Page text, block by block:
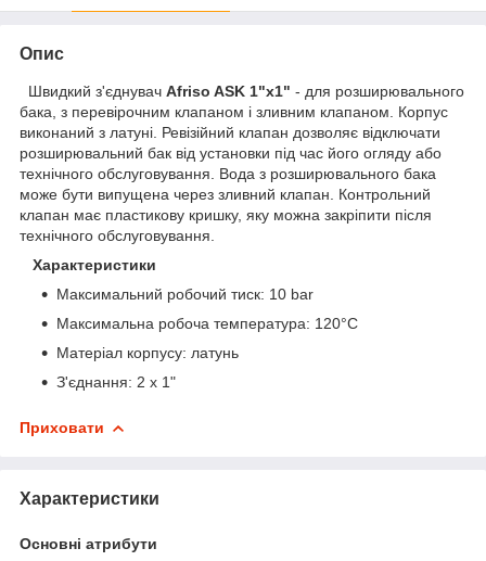
Опис
Швидкий з'єднувач Afriso ASK 1"x1" - для розширювального
бака, з перевірочним клапаном і зливним клапаном. Корпус
виконаний з латуні. Ревізійний клапан дозволяє відключати
розширювальний бак від установки під час його огляду або
технічного обслуговування. Вода з розширювального бака
може бути випущена через зливний клапан. Контрольний
клапан має пластикову кришку, яку можна закріпити після
технічного обслуговування.
Характеристики
Максимальний робочий тиск: 10 bar
Максимальна робоча температура: 120°С
Матеріал корпусу: латунь
З'єднання: 2 x 1"
Приховати
Характеристики
Основні атрибути